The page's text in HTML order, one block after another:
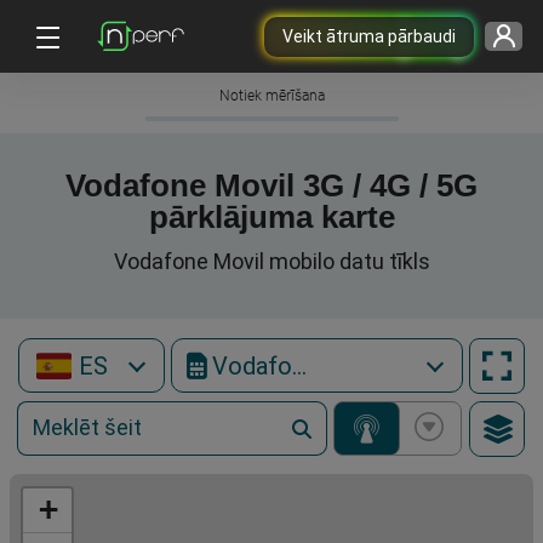
Veikt ātruma pārbaudi
Notiek mērīšana
Vodafone Movil 3G / 4G / 5G
pārklājuma karte
Vodafone Movil mobilo datu tīkls
ES Vodafone Movil
+